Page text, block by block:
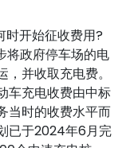
时开始征收费用?
将政府停车场的电
并收取充电费。
车充电收费由中标
当时的收费水平而
已于2024年6月完